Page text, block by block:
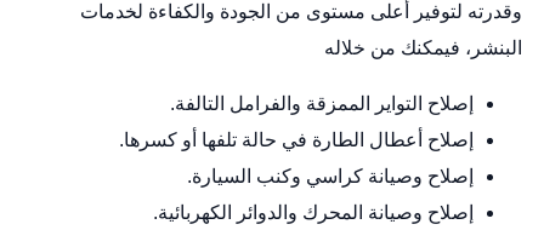
وقدرته لتوفير أعلى مستوى من الجودة والكفاءة لخدمات
البنشر، فيمكنك من خلاله
إصلاح التواير الممزقة والفرامل التالفة.
إصلاح أعطال الطارة في حالة تلفها أو كسرها.
إصلاح وصيانة كراسي وكنب السيارة.
إصلاح وصيانة المحرك والدوائر الكهربائية.